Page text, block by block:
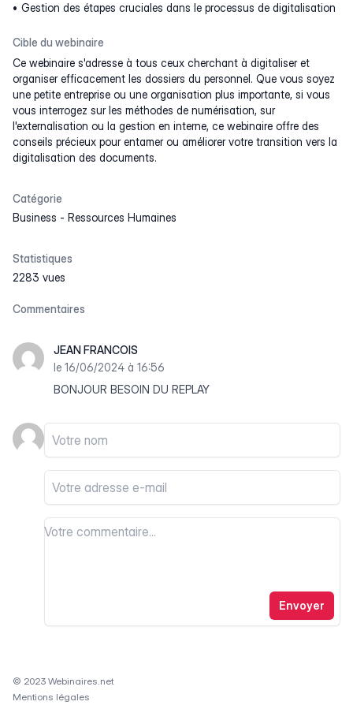
Gestion des étapes cruciales dans le processus de digitalisation
Cible du webinaire
Ce webinaire s'adresse à tous ceux cherchant à digitaliser et
organiser efficacement les dossiers du personnel. Que vous soyez
une petite entreprise ou une organisation plus importante, si vous
vous interrogez sur les méthodes de numérisation, sur
l'externalisation ou la gestion en interne, ce webinaire offre des
conseils précieux pour entamer ou améliorer votre transition vers la
digitalisation des documents.
Catégorie
Business - Ressources Humaines
Statistiques
2283 vues
Commentaires
JEAN FRANCOIS
le 16/06/2024 à 16:56
BONJOUR BESOIN DU REPLAY
Votre nom
Votre email
Votre commentaire
Votre commentaire
Envoyer
© 2023 Webinaires.net
Mentions légales